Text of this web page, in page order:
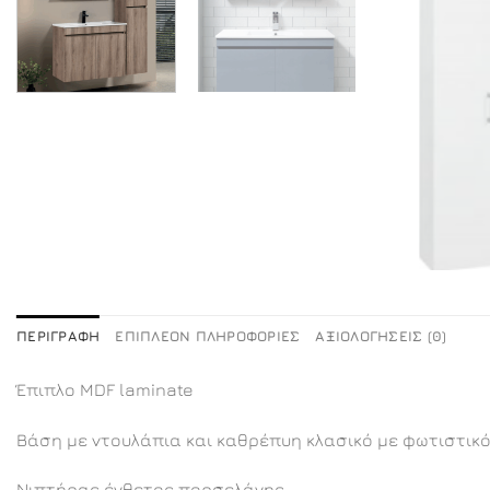
ΠΕΡΙΓΡΑΦΉ ΕΠΙΠΛΈΟΝ ΠΛΗΡΟΦΟΡΊΕΣ ΑΞΙΟΛΟΓΉΣΕΙΣ (0)
Έπιπλο MDF laminate
Βάση με ντουλάπια και καθρέπυη κλασικό με φωτιστικό